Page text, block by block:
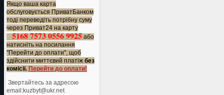
Якщо ваша карта
обслуговується ПриватБанком
тоді переведіть потрібну суму
через Приват24 на карту
5168 7573 0556 9925 або
натисніть на посилання
"Перейти до оплати", щоб
здійснити миттєвий платіж без
комісії. Перейти до оплати!
Звертайтесь за адресою
еmail:kuzbyt@ukr.net